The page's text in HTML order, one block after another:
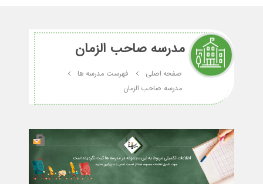
مدرسه صاحب الزمان
صفحه اصلی
فهرست مدرسه ها
مدرسه صاحب الزمان